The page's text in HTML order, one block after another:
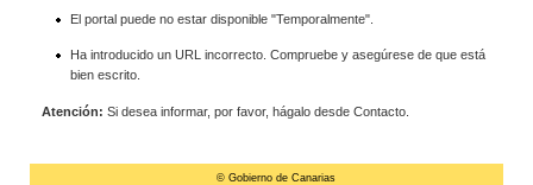
El portal puede no estar disponible "Temporalmente".
Ha introducido un URL incorrecto. Compruebe y asegúrese de que está
bien escrito.
Atención: Si desea informar, por favor, hágalo desde Contacto.
© Gobierno de Canarias